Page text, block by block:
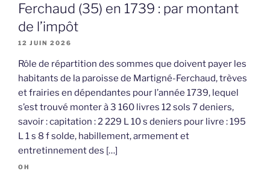
Ferchaud (35) en 1739 : par montant
de l’impôt
12 JUIN 2026
Rôle de répartition des sommes que doivent payer les
habitants de la paroisse de Martigné-Ferchaud, trèves
et frairies en dépendantes pour l’année 1739, lequel
s’est trouvé monter à 3 160 livres 12 sols 7 deniers,
savoir : capitation : 2 229 L 10 s deniers pour livre : 195
L 1 s 8 f solde, habillement, armement et
entretinnement des […]
OH